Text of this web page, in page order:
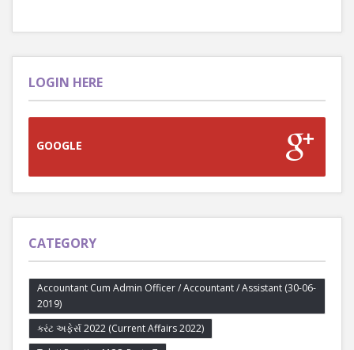
LOGIN HERE
GOOGLE
CATEGORY
Accountant Cum Admin Officer / Accountant / Assistant (30-06-
2019)
કરંટ અફેર્સ 2022 (Current Affairs 2022)